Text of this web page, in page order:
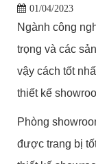
01/04/2023
Ngành công
trọng và các
vậy cách tốt
thiết kế
Phòng
được trang bị